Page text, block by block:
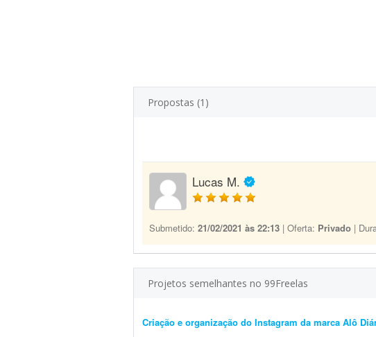
Propostas (1)
Lucas M.
Submetido: 21/02/2021 às 22:13 | Oferta: Privado |
Projetos semelhantes no 99Freelas
Criação e organização do Instagram da marca Alô